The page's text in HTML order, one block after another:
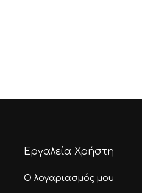
Εργαλεία Χρήστη
Ο λογαριασμός μου